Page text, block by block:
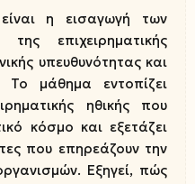
η εισαγωγή των
επιχειρηματικής
υπευθυνότητας και
Το μάθημα εντοπίζει
ηθικής που
κόσμο και εξετάζει
που επηρεάζουν την
Εξηγεί, πώς